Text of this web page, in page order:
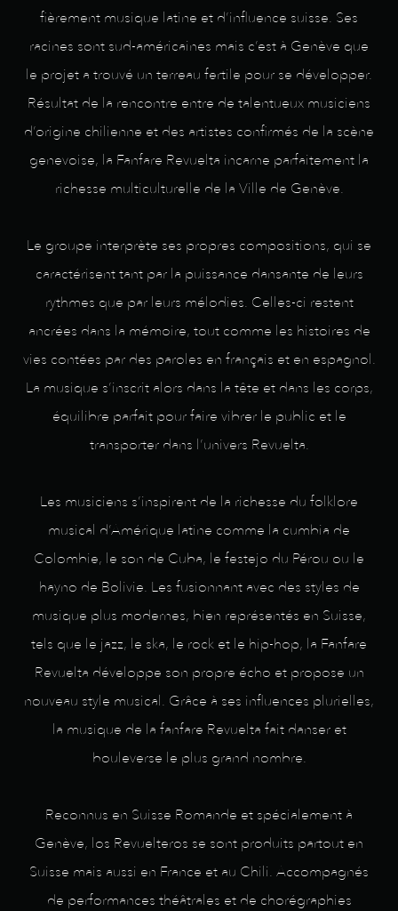
fièrement musique latine et d’influence suisse. Ses
racines sont sud-américaines mais c’est à Genève que
le projet a trouvé un terreau fertile pour se développer.
Résultat de la rencontre entre de talentueux musiciens
d’origine chilienne et des artistes confirmés de la scène
genevoise, la Fanfare Revuelta incarne parfaitement la
richesse multiculturelle de la Ville de Genève.
Le groupe interprète ses propres compositions, qui se
caractérisent tant par la puissance dansante de leurs
rythmes que par leurs mélodies. Celles-ci restent
ancrées dans la mémoire, tout comme les histoires de
vies contées par des paroles en français et en espagnol.
La musique s’inscrit alors dans la tête et dans les corps,
équilibre parfait pour faire vibrer le public et le
transporter dans l’univers Revuelta.
Les musiciens s’inspirent de la richesse du folklore
musical d’Amérique latine comme la cumbia de
Colombie, le son de Cuba, le festejo du Pérou ou le
hayno de Bolivie. Les fusionnant avec des styles de
musique plus modernes, bien représentés en Suisse,
tels que le jazz, le ska, le rock et le hip-hop, la Fanfare
Revuelta développe son propre écho et propose un
nouveau style musical. Grâce à ses influences plurielles,
la musique de la fanfare Revuelta fait danser et
bouleverse le plus grand nombre.
Reconnus en Suisse Romande et spécialement à
Genève, los Revuelteros se sont produits partout en
Suisse mais aussi en France et au Chili. Accompagnés
de performances théâtrales et de chorégraphies